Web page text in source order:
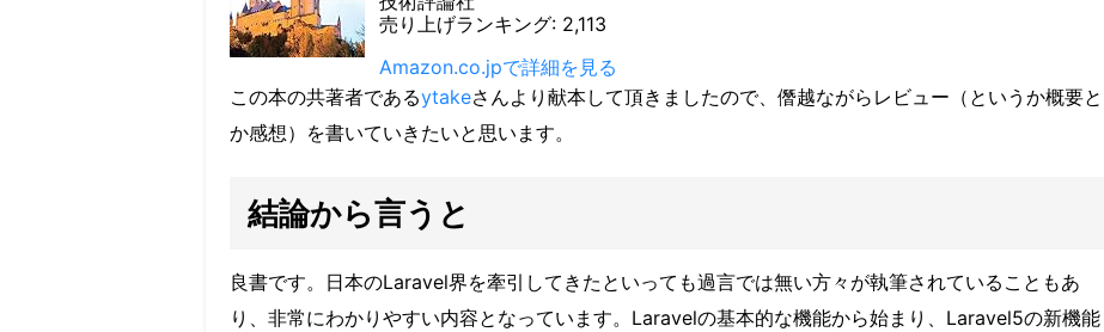
売り上げランキング: 2,113
Amazon.co.jpで詳細を見る
この本の共著者であるytakeさんより献本して頂きましたので、僭越ながらレビュー（というか概要と
か感想）を書いていきたいと思います。
結論から言うと
良書です。日本のLaravel界を牽引してきたといっても過言では無い方々が執筆されていることもあ
り、非常にわかりやすい内容となっています。Laravelの基本的な機能から始まり、Laravel5の新機能